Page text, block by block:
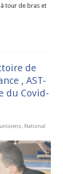
tour de bras et
de
, AST-
du Covid-
, National